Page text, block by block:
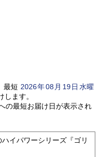
最短 2026年08 月 19日水曜
します。
の最短お届け日が表示され
イパワーシリーズ『ゴリ